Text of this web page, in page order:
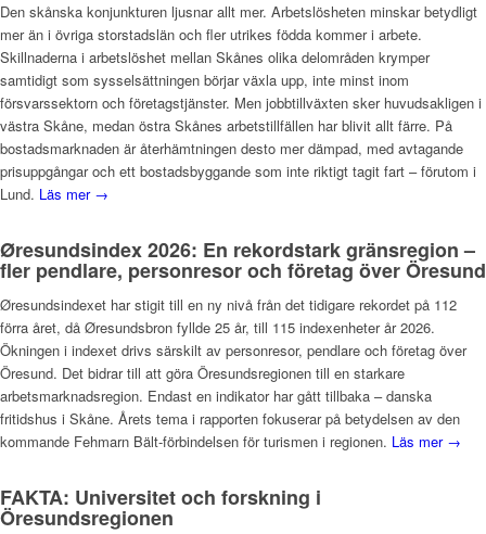
Den skånska konjunkturen ljusnar allt mer. Arbetslösheten minskar betydligt
mer än i övriga storstadslän och fler utrikes födda kommer i arbete.
Skillnaderna i arbetslöshet mellan Skånes olika delområden krymper
samtidigt som sysselsättningen börjar växla upp, inte minst inom
försvarssektorn och företagstjänster. Men jobbtillväxten sker huvudsakligen i
västra Skåne, medan östra Skånes arbetstillfällen har blivit allt färre. På
bostadsmarknaden är återhämtningen desto mer dämpad, med avtagande
prisuppgångar och ett bostadsbyggande som inte riktigt tagit fart – förutom i
Lund. Läs mer →
Øresundsindex 2026: En rekordstark gränsregion –
fler pendlare, personresor och företag över Öresund
Øresundsindexet har stigit till en ny nivå från det tidigare rekordet på 112
förra året, då Øresundsbron fyllde 25 år, till 115 indexenheter år 2026.
Ökningen i indexet drivs särskilt av personresor, pendlare och företag över
Öresund. Det bidrar till att göra Öresundsregionen till en starkare
arbetsmarknadsregion. Endast en indikator har gått tillbaka – danska
fritidshus i Skåne. Årets tema i rapporten fokuserar på betydelsen av den
kommande Fehmarn Bält-förbindelsen för turismen i regionen. Läs mer →
FAKTA: Universitet och forskning i
Öresundsregionen